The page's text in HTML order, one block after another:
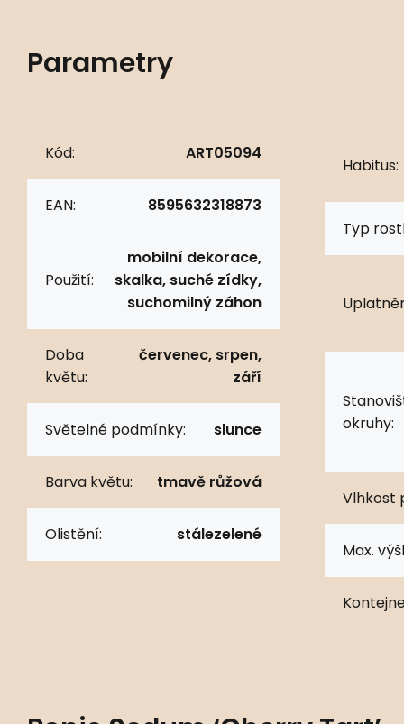
Parametry
Kód: ART05094
EAN: 8595632318873
Použití:
mobilní dekorace,
skalka, suché zídky,
suchomilný záhon
Doba
květu:
červenec, srpen,
září
Světelné podmínky: slunce
Barva květu: tmavě růžová
Olistění: stálezelené
Habitus:
Typ
okruhy:
Vlhkost
Max.